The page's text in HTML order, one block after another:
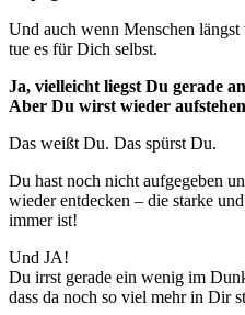
Und auch wenn Menschen
tue es für Dich selbst.
Ja, vielleicht liegst Du gerade
Aber Du wirst wieder
Das weißt Du. Das spürst Du.
Du hast noch nicht aufgegeben
wieder entdecken – die starke
immer ist!
Und JA!
Du irrst gerade ein wenig im
dass da noch so viel mehr in Dir